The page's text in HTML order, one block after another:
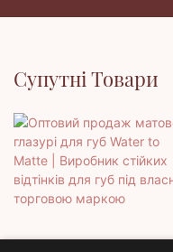
Супутні Товари